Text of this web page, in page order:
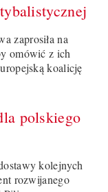
zaprosiła na
omówić z ich
koalicję
polskiego
kolejnych
rozwijanego